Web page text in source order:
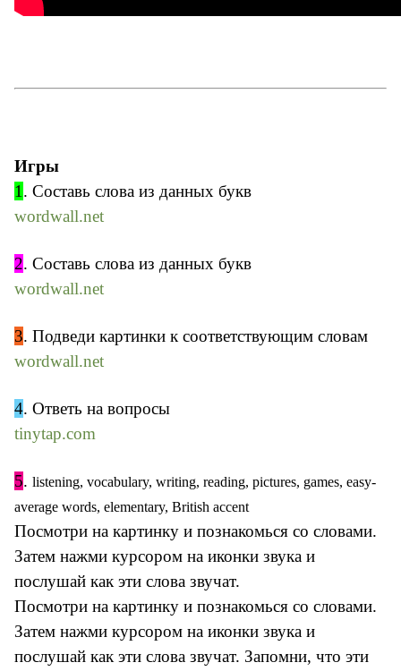
Игры
1 . Составь слова из данных букв
wordwall.net
2. Составь слова из данных букв
wordwall.net
3. Подведи картинки к соответствующим словам
wordwall.net
4. Ответь на вопросы
tinytap.com
5. listening, vocabulary, writing, reading, pictures, games, easy-
average words, elementary, British accent
Посмотри на картинку и познакомься со словами.
Затем нажми курсором на иконки звука и
послушай как эти слова звучат.
Посмотри на картинку и познакомься со словами.
Затем нажми курсором на иконки звука и
послушай как эти слова звучат. Запомни, что эти